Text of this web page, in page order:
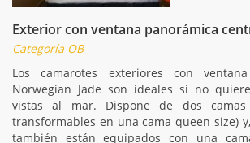
Exterior con ventana panorámica
Categoría OB
Los camarotes exteriores con
Norwegian Jade son ideales si no
vistas al mar. Dispone de dos
transformables en una cama queen size)
también están equipados con una